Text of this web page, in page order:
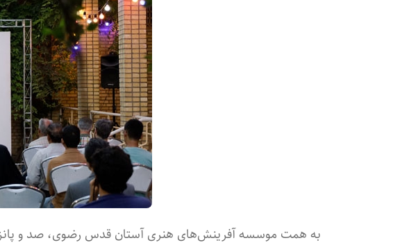
به همت موسسه آفرینش‌های هنری آستان قدس رضوی، صد و